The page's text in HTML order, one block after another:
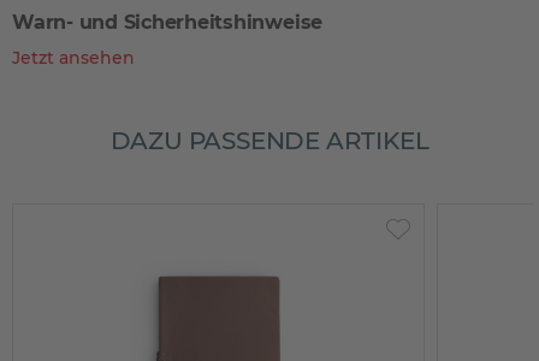
Warn- und Sicherheitshinweise
Jetzt ansehen
DAZU PASSENDE ARTIKEL